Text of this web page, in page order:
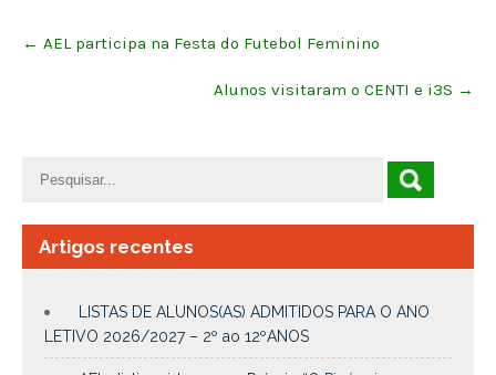
navigation
← AEL participa na Festa do Futebol Feminino
Alunos visitaram o CENTI e i3S →
Artigos recentes
LISTAS DE ALUNOS(AS) ADMITIDOS PARA O ANO
LETIVO 2026/2027 – 2º ao 12ºANOS